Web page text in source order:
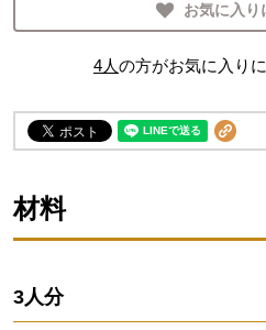
お気に入り
4人の方がお気に入り
材料
3人分